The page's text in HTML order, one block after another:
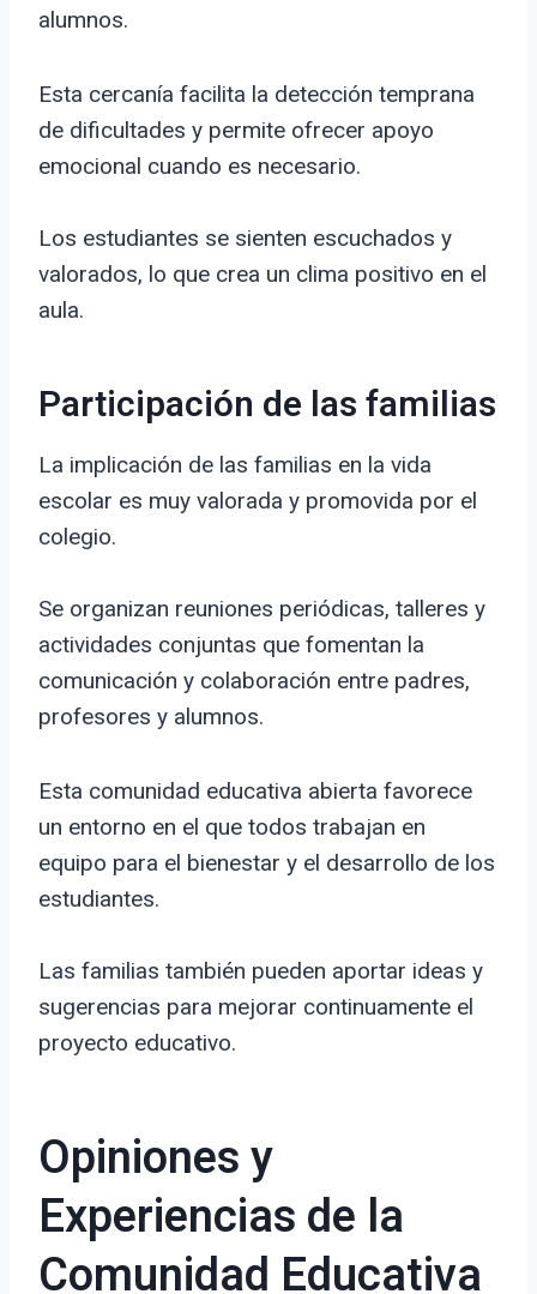
alumnos.
Esta cercanía facilita la detección temprana
de dificultades y permite ofrecer apoyo
emocional cuando es necesario.
Los estudiantes se sienten escuchados y
valorados, lo que crea un clima positivo en el
aula.
Participación de las familias
La implicación de las familias en la vida
escolar es muy valorada y promovida por el
colegio.
Se organizan reuniones periódicas, talleres y
actividades conjuntas que fomentan la
comunicación y colaboración entre padres,
profesores y alumnos.
Esta comunidad educativa abierta favorece
un entorno en el que todos trabajan en
equipo para el bienestar y el desarrollo de los
estudiantes.
Las familias también pueden aportar ideas y
sugerencias para mejorar continuamente el
proyecto educativo.
Opiniones y
Experiencias de la
Comunidad Educativa